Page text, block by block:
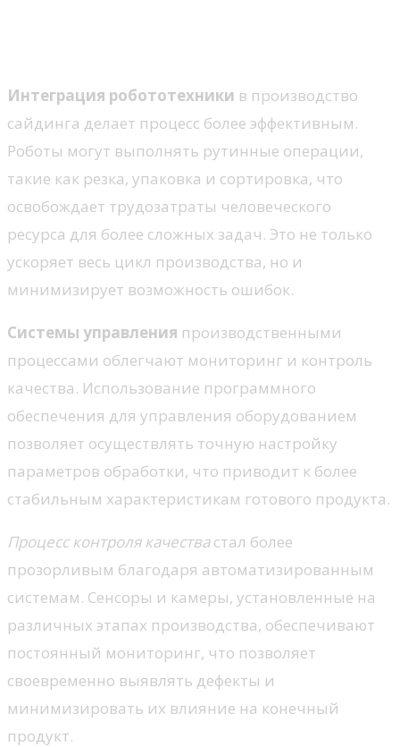
Интеграция робототехники в производство
сайдинга делает процесс более эффективным.
Роботы могут выполнять рутинные операции,
такие как резка, упаковка и сортировка, что
освобождает трудозатраты человеческого
ресурса для более сложных задач. Это не только
ускоряет весь цикл производства, но и
минимизирует возможность ошибок.
Системы управления производственными
процессами облегчают мониторинг и контроль
качества. Использование программного
обеспечения для управления оборудованием
позволяет осуществлять точную настройку
параметров обработки, что приводит к более
стабильным характеристикам готового продукта.
Процесс контроля качествастал более
прозорливым благодаря автоматизированным
системам. Сенсоры и камеры, установленные на
различных этапах производства, обеспечивают
постоянный мониторинг, что позволяет
своевременно выявлять дефекты и
минимизировать их влияние на конечный
продукт.